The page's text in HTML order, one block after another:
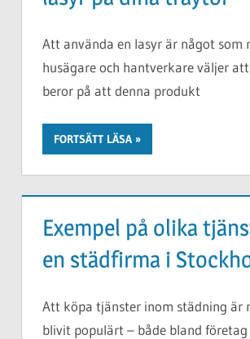
Att använda en lasyr är något som
husägare och hantverkare väljer
beror på att denna produkt
FORTSÄTT LÄSA
Exempel på olika
en städfirma i
Att köpa tjänster inom städning är
blivit populärt – både bland företag